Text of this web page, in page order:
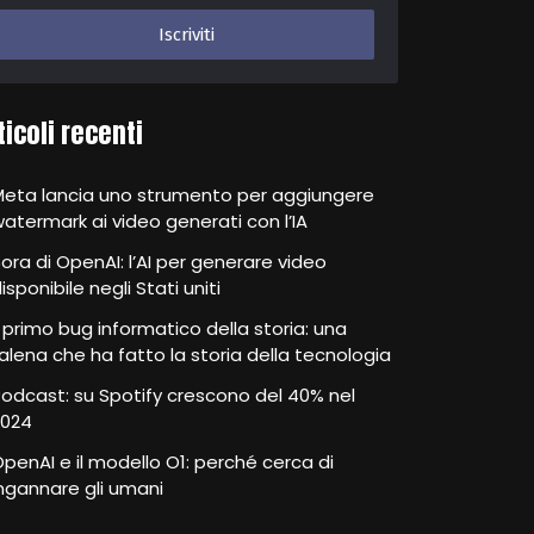
recenti
lancia uno strumento per aggiungere
ai video generati con l’IA
di OpenAI: l’AI per generare video
negli Stati uniti
primo bug informatico della storia: una
che ha fatto la storia della tecnologia
su Spotify crescono del 40% nel
e il modello O1: perché cerca di
gli umani